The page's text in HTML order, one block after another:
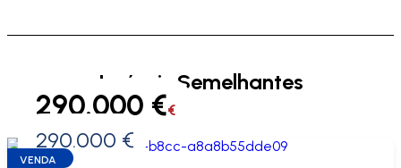
Imóveis Semelhantes
0 €
290.000 €€
290.000 €
VENDA